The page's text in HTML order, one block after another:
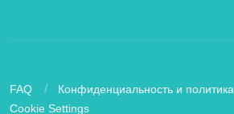
FAQ Конфиденциальность и политика
Cookie Settings